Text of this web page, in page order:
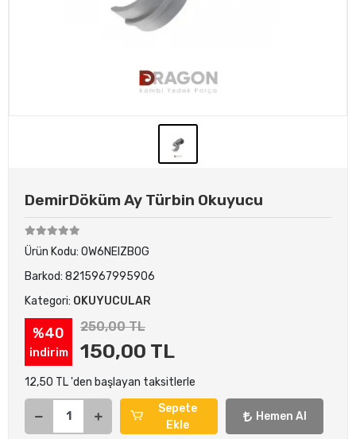
DemirDöküm Ay Türbin Okuyucu
Ürün Kodu: OW6NEIZBOG
Barkod: 8215967995906
Kategori: OKUYUCULAR
%40
indirim
250,00 TL
150,00 TL
12,50 TL 'den başlayan taksitlerle
Sepete
Ekle
Hemen Al